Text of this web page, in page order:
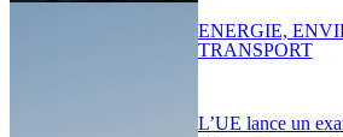
L’UE lance un
ENERGIE,
TRANSPORT